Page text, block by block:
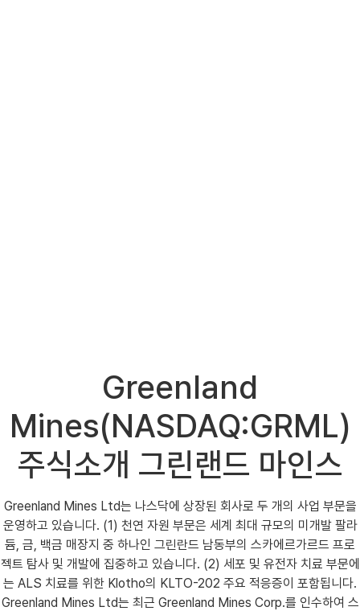
Greenland
Mines(NASDAQ:GRML)
주식소개 그린랜드 마인스
Greenland Mines Ltd는 나스닥에 상장된 회사로 두 개의 사업 부문을
운영하고 있습니다. (1) 천연 자원 부문은 세계 최대 규모의 미개발 팔라
듐, 금, 백금 매장지 중 하나인 그린란드 남동부의 스카에르가르드 프로
젝트 탐사 및 개발에 집중하고 있습니다. (2) 세포 및 유전자 치료 부문에
는 ALS 치료를 위한 Klotho의 KLTO-202 주요 적응증이 포함됩니다.
Greenland Mines Ltd는 최근 Greenland Mines Corp.를 인수하여 스